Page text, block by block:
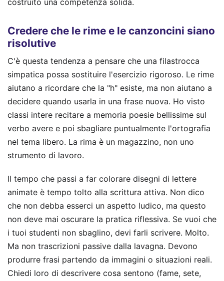
Credere che le rime e le canzoncini siano
risolutive
C'è questa tendenza a pensare che una filastrocca
simpatica possa sostituire l'esercizio rigoroso. Le rime
aiutano a ricordare che la "h" esiste, ma non aiutano a
decidere quando usarla in una frase nuova. Ho visto
classi intere recitare a memoria poesie bellissime sul
verbo avere e poi sbagliare puntualmente l'ortografia
nel tema libero. La rima è un magazzino, non uno
strumento di lavoro.
Il tempo che passi a far colorare disegni di lettere
animate è tempo tolto alla scrittura attiva. Non dico
che non debba esserci un aspetto ludico, ma questo
non deve mai oscurare la pratica riflessiva. Se vuoi che
i tuoi studenti non sbaglino, devi farli scrivere. Molto.
Ma non trascrizioni passive dalla lavagna. Devono
produrre frasi partendo da immagini o situazioni reali.
Chiedi loro di descrivere cosa sentono (fame, sete,